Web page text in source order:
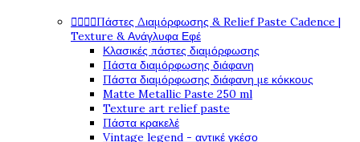
Πάστες Διαμόρφωσης & Relief Paste Cadence |
Texture & Ανάγλυφα Εφέ
Κλασικές πάστες διαμόρφωσης
Πάστα διαμόρφωσης διάφανη
Πάστα διαμόρφωσης διάφανη με κόκκους
Matte Metallic Paste 250 ml
Texture art relief paste
Πάστα κρακελέ
Vintage legend - αντικέ γκέσο